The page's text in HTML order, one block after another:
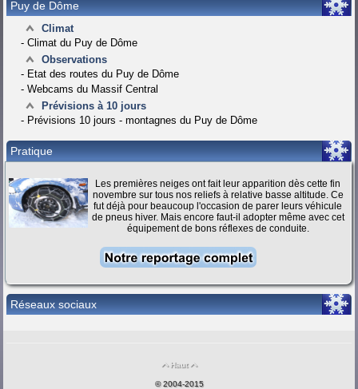
Puy de Dôme
Climat
-Climat du Puy de Dôme
Observations
- Etat des routes du Puy de Dôme
-Webcams du Massif Central
Prévisions à 10 jours
- Prévisions 10 jours - montagnes du Puy de Dôme
Pratique
Les premières neiges ont fait leur apparition dès cette fin
novembre sur tous nos reliefs à relative basse altitude. Ce
fut déjà pour beaucoup l'occasion de parer leurs véhicule
de pneus hiver. Mais encore faut-il adopter même avec cet
équipement de bons réflexes de conduite.
Réseaux sociaux
Haut 
© 2004-2015